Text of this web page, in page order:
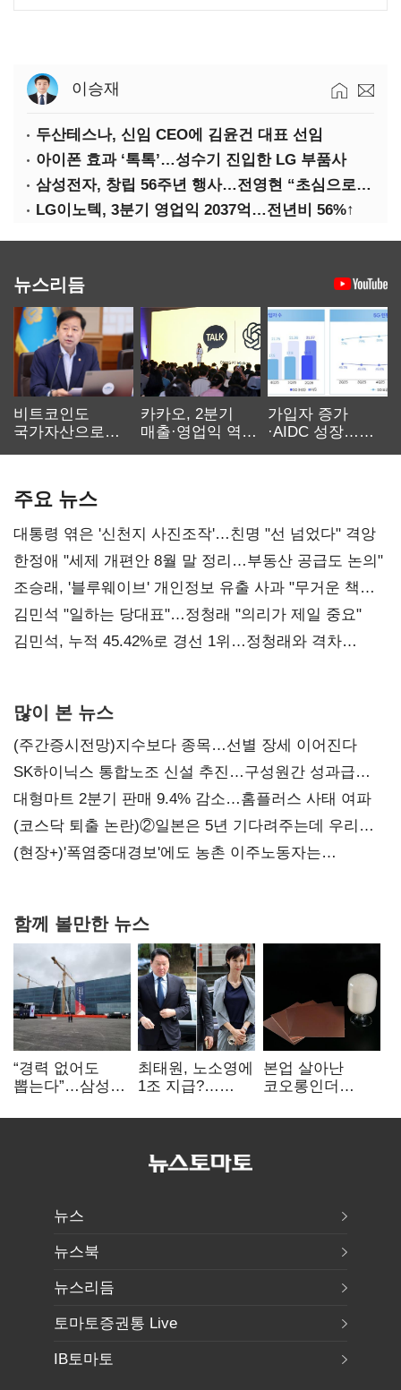
이승재
두산테스나, 신임 CEO에 김윤건 대표 선임
아이폰 효과 ‘톡톡’…성수기 진입한 LG 부품사
삼성전자, 창립 56주년 행사…전영현 “초심으로 경쟁력 회복해야”
LG이노텍, 3분기 영업익 2037억…전년비 56%↑
뉴스리듬
비트코인도
국가자산으로…'
카카오, 2분기
매출·영업익 역대
가입자 증가
·AIDC 성장…
주요 뉴스
대통령 엮은 '신천지 사진조작'…친명 "선 넘었다" 격앙
한정애 "세제 개편안 8월 말 정리…부동산 공급도 논의"
조승래, '블루웨이브' 개인정보 유출 사과 "무거운 책임
통감"
김민석 "일하는 당대표"…정청래 "의리가 제일 중요"
김민석, 누적 45.42%로 경선 1위…정청래와 격차
많이 본 뉴스
(주간증시전망)지수보다 종목…선별 장세 이어진다
SK하이닉스 통합노조 신설 추진…구성원간 성과급
불만 확산
대형마트 2분기 판매 9.4% 감소…홈플러스 사태 여파
(코스닥 퇴출 논란)②일본은 5년 기다려주는데 우리는
당장 퇴출?…시간만으론 부족한 코스닥 구하기
(현장+)'폭염중대경보'에도 농촌 이주노동자는
함께 볼만한 뉴스
“경력 없어도
뽑는다”…삼성
반도체 인재
최태원, 노소영에
1조 지급?…
본업 살아난
코오롱인더
배터리 소재로
뉴스
뉴스북
뉴스리듬
토마토증권통 Live
IB토마토